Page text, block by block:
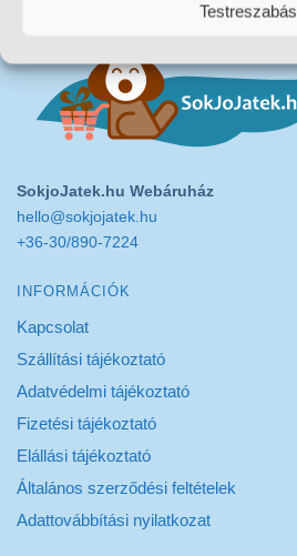
Testreszabás
SokjoJatek.hu Webáruház
hello@sokjojatek.hu
+36-30/890-7224
INFORMÁCIÓK
Kapcsolat
Szállítási tájékoztató
Adatvédelmi tájékoztató
Fizetési tájékoztató
Elállási tájékoztató
Általános szerződési feltételek
Adattovábbítási nyilatkozat